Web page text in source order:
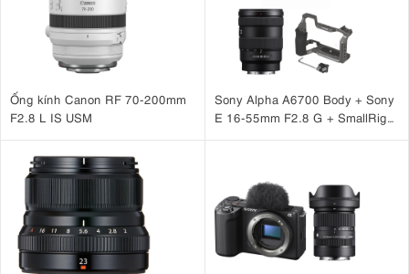
Ống kính Canon RF 70-200mm
F2.8 L IS USM
Sony Alpha A6700 Body + Sony
E 16-55mm F2.8 G + SmallRig